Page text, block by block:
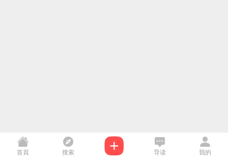
首頁 搜索 导读 我的